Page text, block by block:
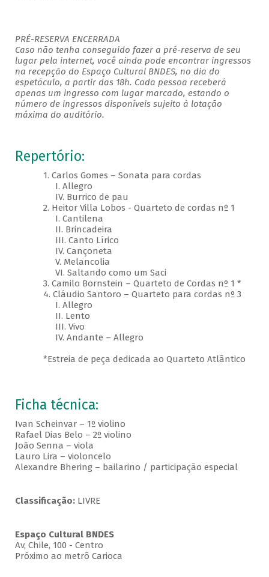
PRÉ-RESERVA ENCERRADA
Caso não tenha conseguido fazer a pré-reserva de seu
lugar pela internet, você ainda pode encontrar ingressos
na recepção do Espaço Cultural BNDES, no dia do
espetáculo, a partir das 18h. Cada pessoa receberá
apenas um ingresso com lugar marcado, estando o
número de ingressos disponíveis sujeito à lotação
máxima do auditório.
Repertório:
1. Carlos Gomes – Sonata para cordas
I. Allegro
IV. Burrico de pau
2. Heitor Villa Lobos - Quarteto de cordas nº 1
I. Cantilena
II. Brincadeira
III. Canto Lírico
IV. Cançoneta
V. Melancolia
VI. Saltando como um Saci
3. Camilo Bornstein – Quarteto de Cordas nº 1 *
4. Cláudio Santoro – Quarteto para cordas nº 3
I. Allegro
II. Lento
III. Vivo
IV. Andante – Allegro
*Estreia de peça dedicada ao Quarteto Atlântico
Ficha técnica:
Ivan Scheinvar – 1º violino
Rafael Dias Belo – 2º violino
João Senna – viola
Lauro Lira – violoncelo
Alexandre Bhering – bailarino / participação especial
Classificação:LIVRE
Espaço Cultural BNDES
Av, Chile, 100 - Centro
Próximo ao metrô Carioca